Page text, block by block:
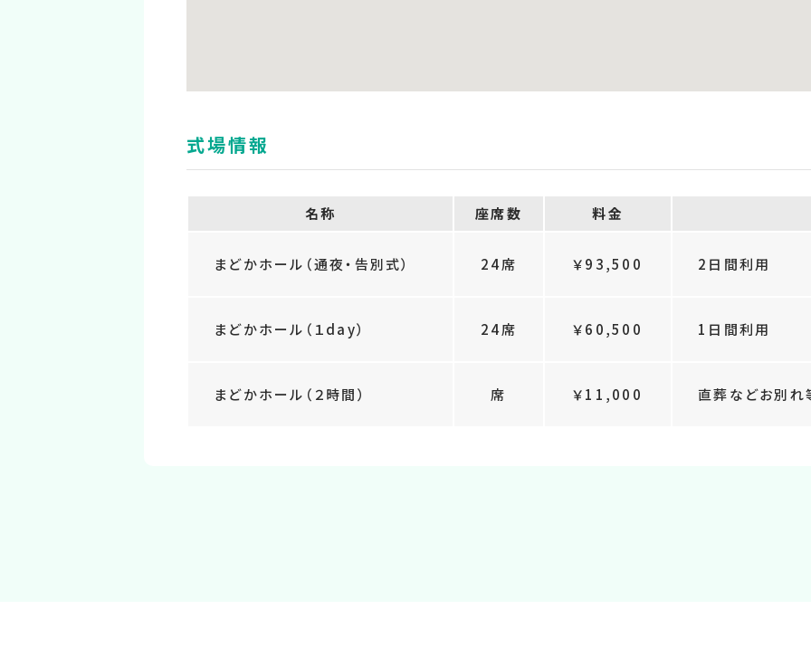
式場情報
名称 座席数 料金
まどかホール（通夜・告別式） 24席 ￥93,500 2日間利用
まどかホール（１day） 24席 ￥60,500 1日間利用
まどかホール（２時間） 席 ￥11,000 直葬などお別れ